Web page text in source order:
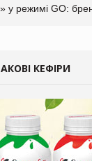
у режимі GO:
КЕФІРИ